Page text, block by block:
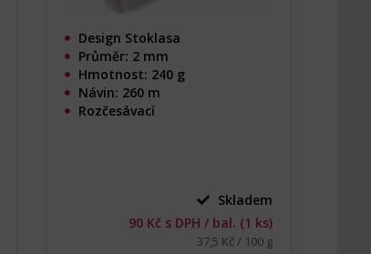
Design Stoklasa
Průměr: 2 mm
Hmotnost: 240 g
Návin: 260 m
Rozčesávací
Skladem
90 Kč s DPH / bal. (1 ks)
37,5 Kč / 100 g